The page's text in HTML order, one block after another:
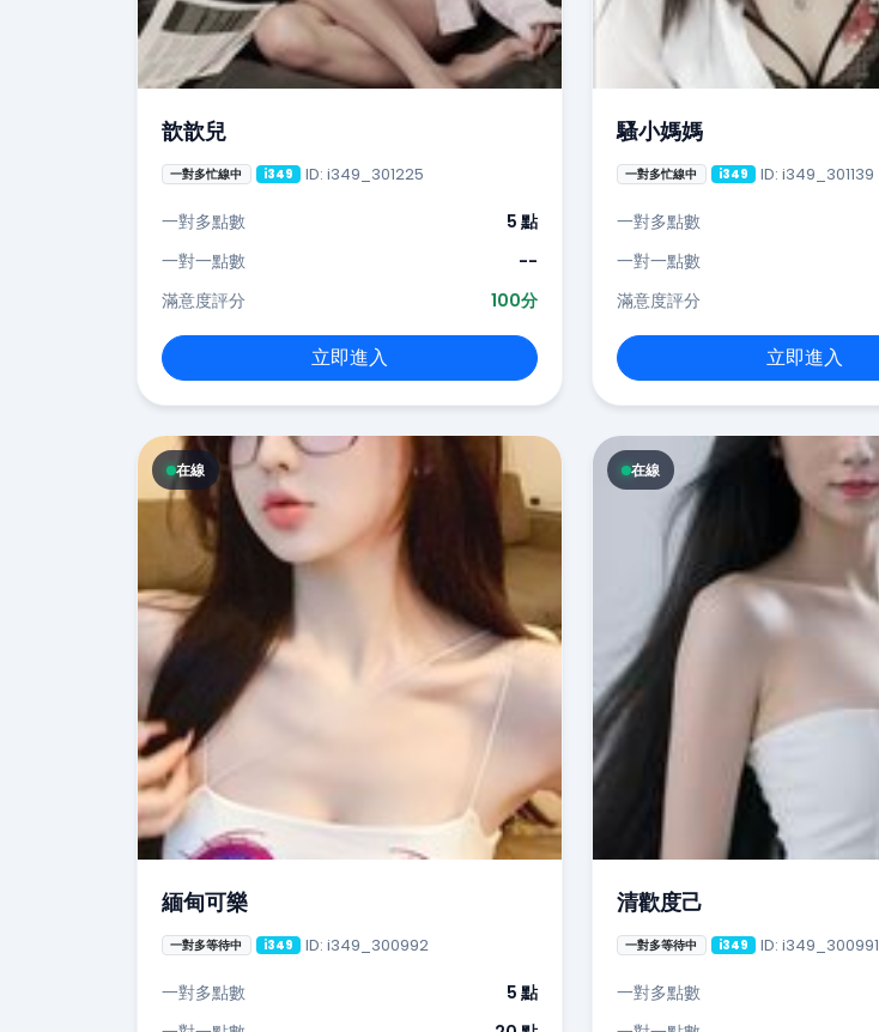
歆歆兒
一對多忙線中 i349 ID: i349_301225
一對多點數
5 點
一對一點數
--
滿意度評分
100分
立即進入
騷小媽媽
一對多忙線中 i349 ID: i349_301139
一對多點數
一對一點數
滿意度評分
立即進入
在線
緬甸可樂
一對多等待中 i349 ID: i349_300992
一對多點數
5 點
在線
清歡度己
一對多等待中 i349 ID: i349_300991
一對多點數